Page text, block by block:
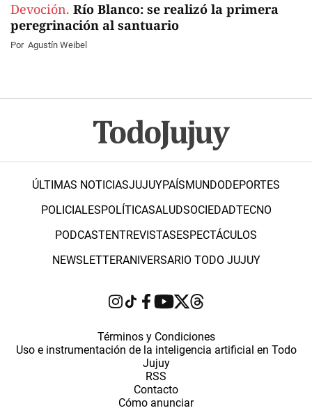
Devoción. Río Blanco: se realizó la primera
peregrinación al santuario
Por Agustín Weibel
ÚLTIMAS NOTICIASJUJUYPAÍSMUNDODEPORTES
POLICIALESPOLÍTICASALUDSOCIEDADTECNO
PODCASTENTREVISTASESPECTÁCULOS
NEWSLETTERANIVERSARIO TODO JUJUY
Términos y Condiciones
Uso e instrumentación de la inteligencia artificial en Todo
Jujuy
RSS
Contacto
Cómo anunciar